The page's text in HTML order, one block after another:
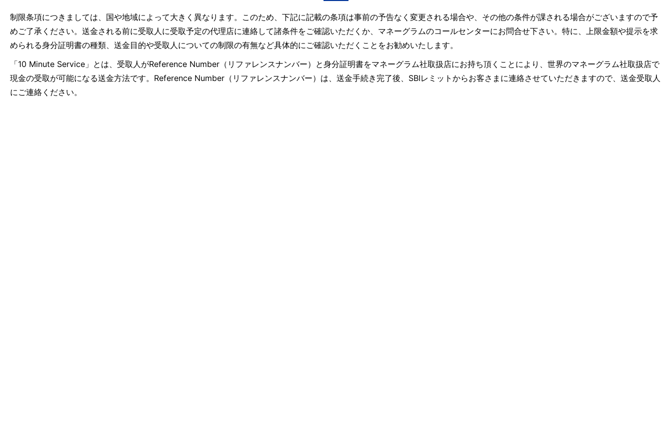
制限条項につきましては、国や地域によって大きく異なります。このため、下記に記載の条項は事前の予告なく変更される場合や、その他の条件が課される場合がございますので予
めご了承ください。送金される前に受取人に受取予定の代理店に連絡して諸条件をご確認いただくか、マネーグラムのコールセンターにお問合せ下さい。特に、上限金額や提示を求
められる身分証明書の種類、送金目的や受取人についての制限の有無など具体的にご確認いただくことをお勧めいたします。
「10 Minute Service」とは、受取人がReference Number（リファレンスナンバー）と身分証明書をマネーグラム社取扱店にお持ち頂くことにより、世界のマネーグラム社取扱店で
現金の受取が可能になる送金方法です。Reference Number（リファレンスナンバー）は、送金手続き完了後、SBIレミットからお客さまに連絡させていただきますので、送金受取人
にご連絡ください。